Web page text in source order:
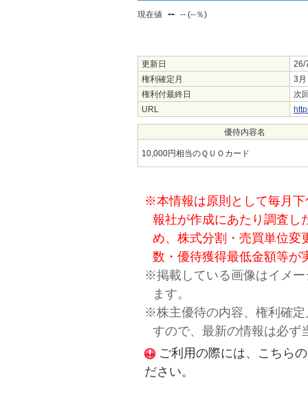
現在値 -- -- (--％)
更新日
26/
権利確定月
3
権利付最終日
次
URL
優待内容名
10,000円相当のＱＵＯカード
※本情報は原則として毎月
報社が作成にあたり調査し
め、株式分割・売買単位変
数・優待獲得最低金額等が
※掲載している画像はイメ
ます。
※株主優待の内容、権利確
すので、最新の情報は必ず
ご利用の際には、こちら
ださい。